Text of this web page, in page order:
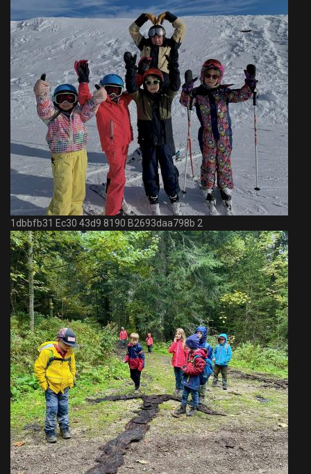
1dbbfb31 Ec30 43d9 8190 B2693daa798b 2